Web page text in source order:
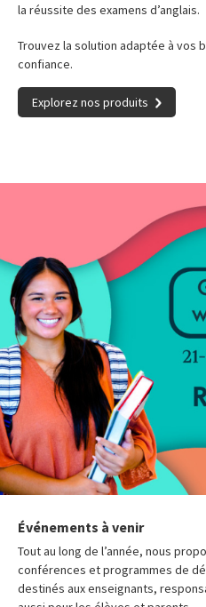
la réussite des examens d’anglais.
Trouvez la solution adaptée à vos
confiance.
Explorez nos produits
Événements à venir
Tout au long de l’année, nous
conférences et programmes de
destinés aux enseignants,